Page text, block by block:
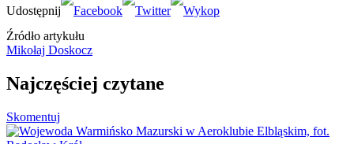
Źródło artykułu
Mikołaj Doskocz
Najczęściej czytane
Skomentuj